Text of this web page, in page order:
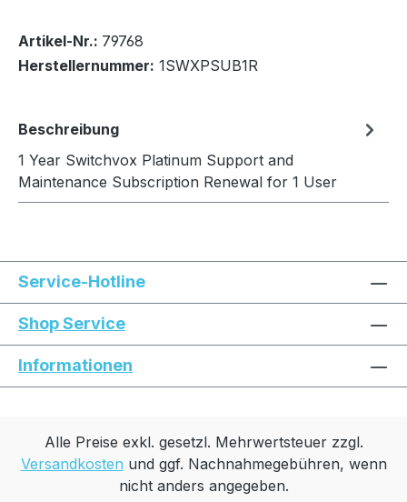
Bestand:0x
Nicht Lagernd
In den Warenkorb
Artikel-Nr.: 79768
Herstellernummer: 1SWXPSUB1R
Beschreibung
1 Year Switchvox Platinum Support and
Maintenance Subscription Renewal for 1 User
Service-Hotline
Shop Service
Informationen
Alle Preise exkl. gesetzl. Mehrwertsteuer zzgl.
Versandkosten und ggf. Nachnahmegebühren, wenn
nicht anders angegeben.